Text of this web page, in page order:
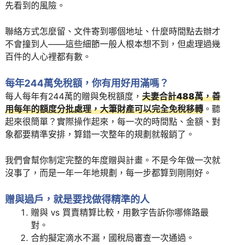
先看到的風險。
聯絡方式怎麼留、文件寄到哪個地址、什麼時間點去辦才
不會撞到人——這些細節一般人根本想不到，但處理過幾
百件的人心裡都有數。
每年244萬免稅額，你有用好用滿嗎？
每人每年有244萬的贈與免稅額度， 夫妻合計488萬，善
用每年的額度分批處理，大筆財產可以完全免稅移轉 。聽
起來很簡單？實際操作起來，每一次的時間點、金額、對
象都要精準安排，算錯一次整年的規劃就報銷了。
我們會幫你制定完整的年度贈與計畫。不是今年做一次就
沒事了，而是一年一年地規劃，每一步都算到剛剛好。
贈與過戶，就是要找做得精準的人
贈與 vs 買賣精算比較，用數字告訴你哪條路最
對。
合約擬定滴水不漏，國稅局審查一次通過。